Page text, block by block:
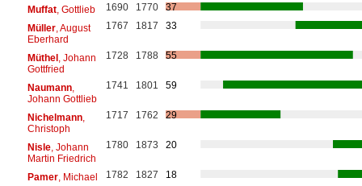
Muffat, Gottlieb 1690 1770
37
Müller, August
Eberhard
1767 1817 33
Müthel, Johann
Gottfried
1728 1788 55
Naumann,
Johann Gottlieb
1741 1801 59
Nichelmann,
Christoph
1717 1762 29
Nisle, Johann
Martin Friedrich
1780 1873 20
Pamer, Michael 1782 1827
18